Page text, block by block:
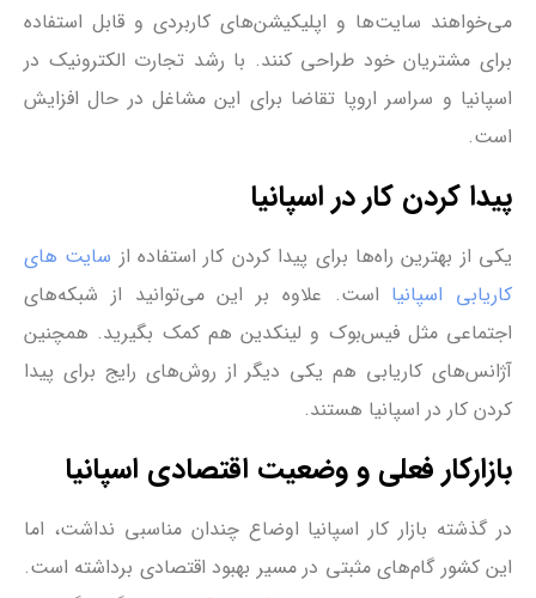
می‌خواهند سایت‌ها و اپلیکیشن‌های کاربردی و قابل استفاده
برای مشتریان خود طراحی کنند. با رشد تجارت الکترونیک در
اسپانیا و سراسر اروپا تقاضا برای این مشاغل در حال افزایش
است.
پیدا کردن کار در اسپانیا
یکی از بهترین راه‌ها برای پیدا کردن کار استفاده از سایت های
کاریابی اسپانیا است. علاوه بر این می‌توانید از شبکه‌های
اجتماعی مثل فیس‌بوک و لینکدین هم کمک بگیرید. همچنین
آژانس‌های کاریابی هم یکی دیگر از روش‌های رایج برای پیدا
کردن کار در اسپانیا هستند.
بازارکار فعلی و وضعیت اقتصادی اسپانیا
در گذشته بازار کار اسپانیا اوضاع چندان مناسبی نداشت، اما
این کشور گام‌های مثبتی در مسیر بهبود اقتصادی برداشته است.